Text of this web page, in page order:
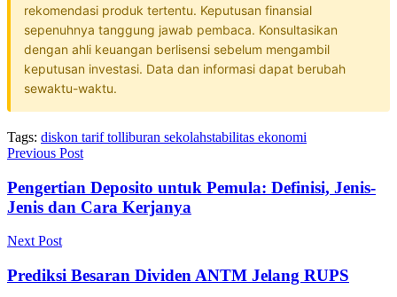
rekomendasi produk tertentu. Keputusan finansial
sepenuhnya tanggung jawab pembaca. Konsultasikan
dengan ahli keuangan berlisensi sebelum mengambil
keputusan investasi. Data dan informasi dapat berubah
sewaktu-waktu.
Tags: diskon tarif tolliburan sekolahstabilitas ekonomi
Previous Post
Pengertian Deposito untuk Pemula: Definisi, Jenis-
Jenis dan Cara Kerjanya
Next Post
Prediksi Besaran Dividen ANTM Jelang RUPS